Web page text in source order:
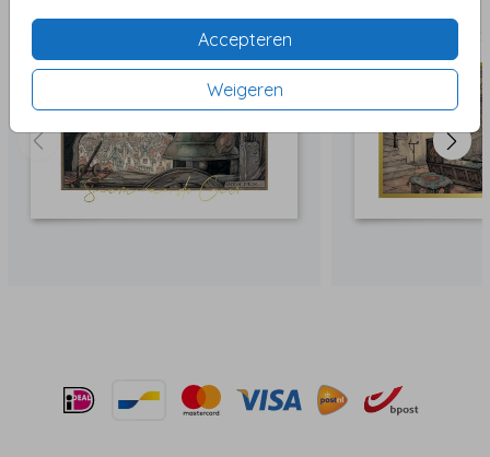
Accepteren
Weigeren